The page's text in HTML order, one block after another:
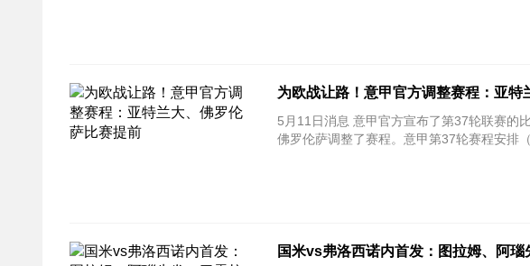
为欧战让路！意甲官方调整赛程：亚特
5月11日消息 意甲官方宣布了第37轮联赛的
佛罗伦萨调整了赛程。意甲第37轮赛程安排
国米vs弗洛西诺内首发：图拉姆、阿瑙